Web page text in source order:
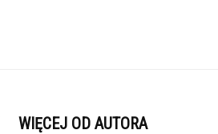
WIĘCEJ OD AUTORA